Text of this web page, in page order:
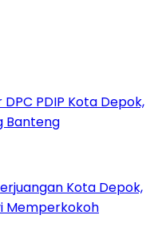
PDIP Kota Depok,
Banteng
Kota Depok,
Memperkokoh